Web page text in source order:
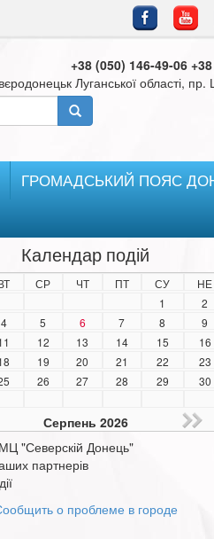
+38 (050) 146-49-06
Луганської області,
ГРОМАДСЬКИЙ ПОЯС
Календар подій
СР ЧТ ПТ СУ
НЕ
1
2
4 5 6 7 8
9
12 13 14 15
16
19 20 21 22
23
26 27 28 29
30
Серпень 2026
"Северскій Донець"
партнерів
о проблеме в городе